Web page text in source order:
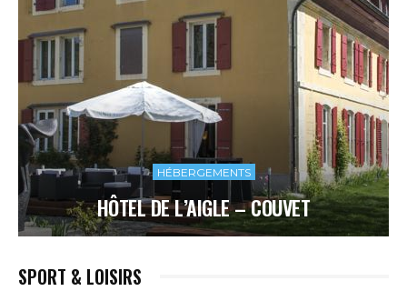
HÉBERGEMENTS
HÔTEL DE L’AIGLE – COUVET
SPORT & LOISIRS